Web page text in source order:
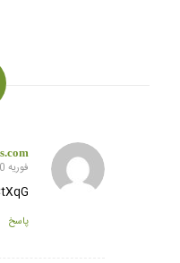
گفته:
فوریه 20, 2025 در 11:59 ق.ظ
پاسخ